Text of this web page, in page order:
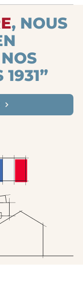
solide.
les fixations et
et portes.
, NOUS